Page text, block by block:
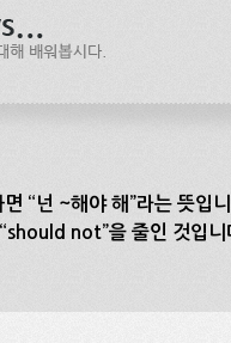
“넌 ~해야 해”라는 뜻입
not”을 줄인 것입니